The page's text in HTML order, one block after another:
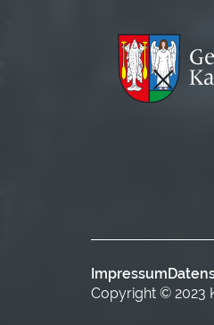
Impressum
Copyright © 2023